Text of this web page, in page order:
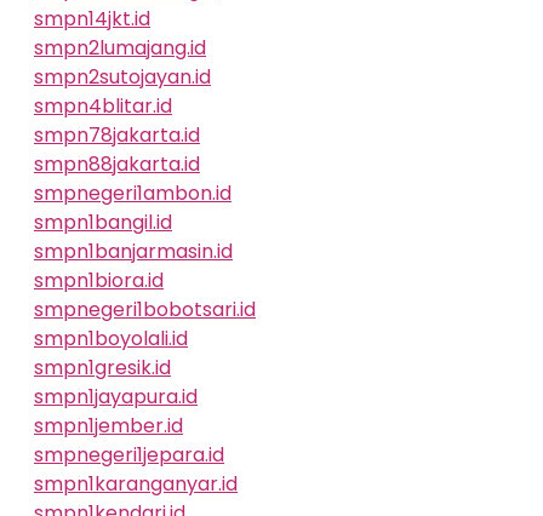
smpn14jkt.id
smpn2lumajang.id
smpn2sutojayan.id
smpn4blitar.id
smpn78jakarta.id
smpn88jakarta.id
smpnegeri1ambon.id
smpn1bangil.id
smpn1banjarmasin.id
smpn1biora.id
smpnegeri1bobotsari.id
smpn1boyolali.id
smpn1gresik.id
smpn1jayapura.id
smpn1jember.id
smpnegeri1jepara.id
smpn1karanganyar.id